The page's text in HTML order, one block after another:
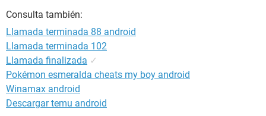
Consulta también:
Llamada terminada 88 android
Llamada terminada 102
Llamada finalizada ✓
Pokémon esmeralda cheats my boy android
Winamax android
Descargar temu android